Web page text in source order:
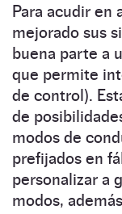
Para acudir en
mejorado sus
buena parte a
que permite
de control).
de
modos de
prefijados en
personalizar a
modos,